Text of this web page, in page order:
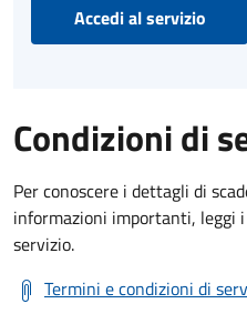
Accedi al servizio
Condizioni di
Per conoscere i dettagli di
informazioni importanti, leggi
servizio.
Termini e condizioni di